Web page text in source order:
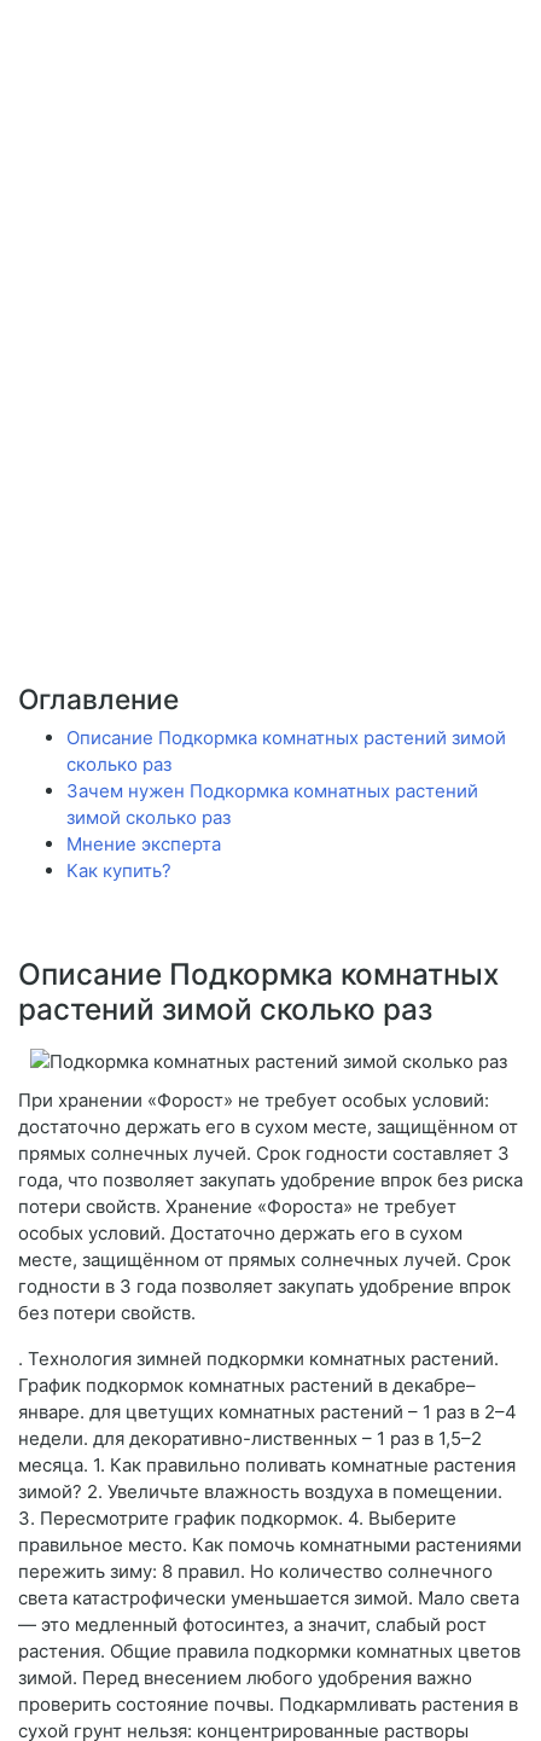
Оглавление
Описание Подкормка комнатных растений зимой
сколько раз
Зачем нужен Подкормка комнатных растений
зимой сколько раз
Мнение эксперта
Как купить?
Описание Подкормка комнатных
растений зимой сколько раз
При хранении «Форост» не требует особых условий:
достаточно держать его в сухом месте, защищённом от
прямых солнечных лучей. Срок годности составляет 3
года, что позволяет закупать удобрение впрок без риска
потери свойств. Хранение «Фороста» не требует
особых условий. Достаточно держать его в сухом
месте, защищённом от прямых солнечных лучей. Срок
годности в 3 года позволяет закупать удобрение впрок
без потери свойств.
. Технология зимней подкормки комнатных растений.
График подкормок комнатных растений в декабре–
январе. для цветущих комнатных растений – 1 раз в 2–4
недели. для декоративно-лиственных – 1 раз в 1,5–2
месяца. 1. Как правильно поливать комнатные растения
зимой? 2. Увеличьте влажность воздуха в помещении.
3. Пересмотрите график подкормок. 4. Выберите
правильное место. Как помочь комнатными растениями
пережить зиму: 8 правил. Но количество солнечного
света катастрофически уменьшается зимой. Мало света
— это медленный фотосинтез, а значит, слабый рост
растения. Общие правила подкормки комнатных цветов
зимой. Перед внесением любого удобрения важно
проверить состояние почвы. Подкармливать растения в
сухой грунт нельзя: концентрированные растворы